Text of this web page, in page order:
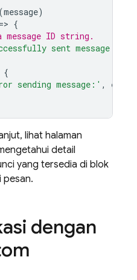
(message)
=> {
message ID string.
sent message:'
{
sending message:' , error
lihat halaman
detail
yang tersedia di blok
pesan.
dengan